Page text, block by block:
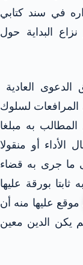
في سند كتابي
البداية حول
العادية
201فقرة 1 من قانون المرافعات لسلوك
به مبلغا
الأداء أو منقولا
ما جرى به قضاء
بورقة عليها
عليها منه أن
يكن الدين معين